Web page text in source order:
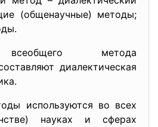
(общенаучные) методы;
метода
диалектическая
используются во всех
науках и сферах